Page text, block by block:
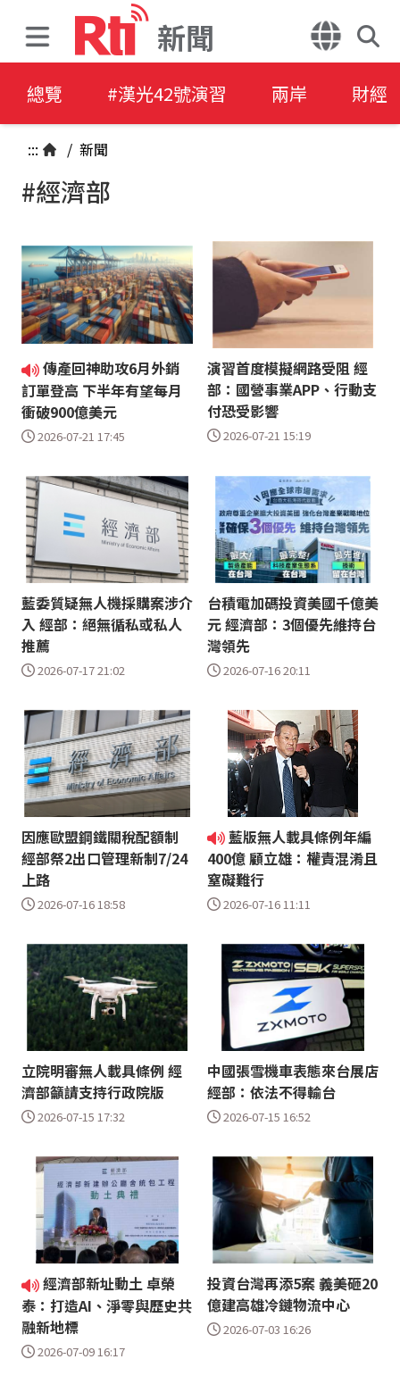
新聞
總覽 #漢光42號演習 兩岸 財經
::: / 新聞
#經濟部
傳產回神助攻6月外銷
訂單登高 下半年有望每月
衝破900億美元
2026-07-21 17:45
演習首度模擬網路受阻 經
部：國營事業APP、行動支
付恐受影響
2026-07-21 15:19
藍委質疑無人機採購案涉介
入 經部：絕無循私或私人
推薦
2026-07-17 21:02
台積電加碼投資美國千億美
元 經濟部：3個優先維持台
灣領先
2026-07-16 20:11
因應歐盟鋼鐵關稅配額制
經部祭2出口管理新制7/24
上路
2026-07-16 18:58
藍版無人載具條例年編
400億 顧立雄：權責混淆且
窒礙難行
2026-07-16 11:11
立院明審無人載具條例 經
濟部籲請支持行政院版
2026-07-15 17:32
中國張雪機車表態來台展店
經部：依法不得輸台
2026-07-15 16:52
經濟部新址動土 卓榮
泰：打造AI、淨零與歷史共
融新地標
2026-07-09 16:17
投資台灣再添5案 義美砸20
億建高雄冷鏈物流中心
2026-07-03 16:26